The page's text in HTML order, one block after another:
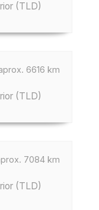
(TLD)
6616 km
(TLD)
7084 km
(TLD)